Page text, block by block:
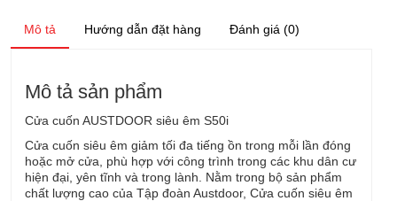
Mô tả Hướng dẫn đặt hàng Đánh giá (0)
Mô tả sản phẩm
Cửa cuốn AUSTDOOR siêu êm S50i
Cửa cuốn siêu êm giảm tối đa tiếng ồn trong mỗi lần đóng
hoặc mở cửa, phù hợp với công trình trong các khu dân cư
hiện đại, yên tĩnh và trong lành. Nằm trong bộ sản phẩm
chất lượng cao của Tập đoàn Austdoor, Cửa cuốn siêu êm